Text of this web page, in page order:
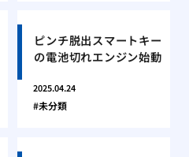
ピンチ脱出スマートキー
の電池切れエンジン始動
2025.04.24
未分類